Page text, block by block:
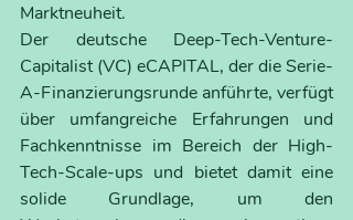
Marktneuheit.
Der deutsche Deep-Tech-Venture-
Capitalist (VC) eCAPITAL, der die Serie-
A-Finanzierungsrunde anführte, verfügt
über umfangreiche Erfahrungen und
Fachkenntnisse im Bereich der High-
Tech-Scale-ups und bietet damit eine
solide Grundlage, um den